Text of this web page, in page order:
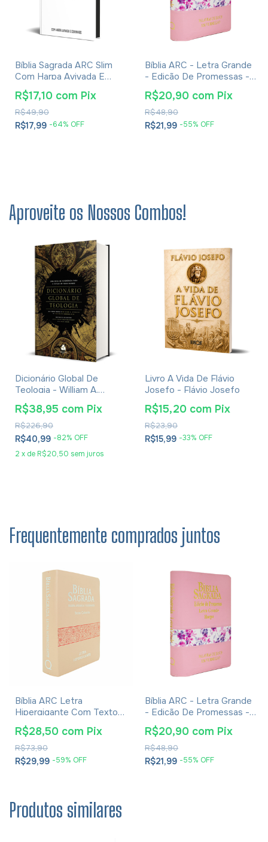
Bíblia Sagrada ARC Slim
Com Harpa Avivada E
Corinhos - Capa Dura Alvi-
negro
R$17,99 -64% OFF
R$49,90
R$17,10 com Pix
Bíblia ARC - Letra Grande
- Edição De Promessas -
Palavras De Jesus Em
Vermelho - Harpa - Capa
Zíper Tricolor Rosa
R$21,99 -55% OFF
R$48,90
R$20,90 com Pix
Aproveite os Nossos Combos!
Dicionário Global De
Teologia - William A.
Dyrness
R$40,99 -82% OFF
2 x de R$20,50 sem juros
R$226,90
R$38,95 com Pix
Livro A Vida De Flávio
Josefo - Flávio Josefo
R$15,99 -33% OFF
R$23,90
R$15,20 com Pix
Frequentemente comprados juntos
Bíblia ARC Letra
Hipergigante Com Textos
Coloridos, Harpa E
Corinhos - Capa Luxo
Rose
R$29,99 -59% OFF
R$73,90
R$28,50 com Pix
Bíblia ARC - Letra Grande
- Edição De Promessas -
Palavras De Jesus Em
Vermelho - Harpa - Capa
Zíper Tricolor Rosa
R$21,99 -55% OFF
R$48,90
R$20,90 com Pix
Produtos similares